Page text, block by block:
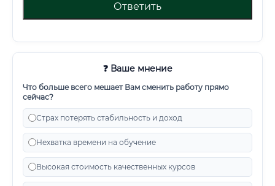
Ответить
❓ Ваше мнение
Что больше всего мешает Вам сменить работу прямо
сейчас?
Страх потерять стабильность и доход
Нехватка времени на обучение
Высокая стоимость качественных курсов